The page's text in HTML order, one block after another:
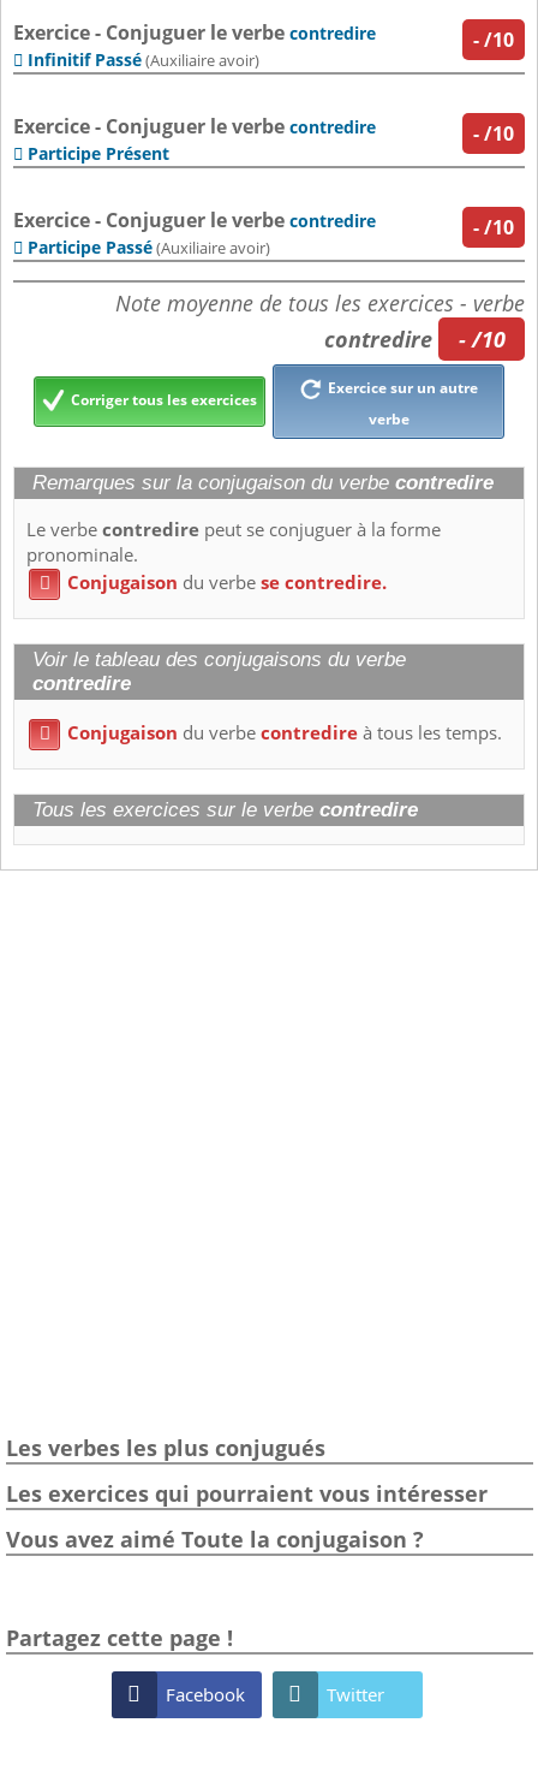
-/10
Exercice - Conjuguer le verbe contredire
 Infinitif Passé(Auxiliaire avoir)
-/10
Exercice - Conjuguer le verbe contredire
 Participe Présent
-/10
Exercice - Conjuguer le verbe contredire
 Participe Passé(Auxiliaire avoir)
Note moyenne de tous les exercices - verbe
contredire
- /10
Corriger tous les exercices
Exercice sur un autre
verbe
Remarques sur la conjugaison du verbe contredire
Le verbecontredire peut se conjuguer à la forme
pronominale.
 Conjugaison du verbese contredire.
Voir le tableau des conjugaisons du verbe
contredire
 Conjugaison du verbecontredireà tous les temps.
Tous les exercices sur le verbe contredire
Les verbes les plus conjugués
Les exercices qui pourraient vous intéresser
Vous avez aimé Toute la conjugaison ?
Partagez cette page !
 Facebook  Twitter